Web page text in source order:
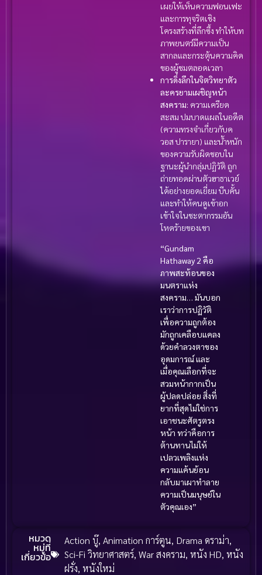
เผยให้เห็นความฟอนเฟะ
และการทุจริตเชิง
โครงสร้างที่ลึกซึ้ง ทำให้บท
ภาพยนตร์มีความเป็น
สากลและกระตุ้นความคิด
ของผู้ชมตลอดเวลา
การดิ่งลึกในจิตวิทยาตัว
ละครยามเผชิญหน้า
สงคราม: ความเครียด
สะสม ปมบาดแผลในอดีต
(ความทรงจำเกี่ยวกับค
วอส ปารายา) และน้ำหนัก
ของความรับผิดชอบใน
ฐานะผู้นำกลุ่มปฏิวัติ ถูก
ถ่ายทอดผ่านตัวฮาธาเวย์
ได้อย่างยอดเยี่ยม บีบคั้น
และทำให้คนดูเข้าอก
เข้าใจในชะตากรรมอัน
โหดร้ายของเขา
“Gundam
Hathaway 2 คือ
ภาพสะท้อนของ
มนตราแห่ง
สงคราม… มันบอก
เราว่าการปฏิวัติ
เพื่อความถูกต้อง
มักถูกเคลือบแคลง
ด้วยคำลวงตาของ
อุดมการณ์ และ
เมื่อคุณเลือกที่จะ
สวมหน้ากากเป็น
ผู้ปลดปล่อย สิ่งที่
ยากที่สุดไม่ใช่การ
เอาชนะศัตรูตรง
หน้า ทว่าคือการ
ต้านทานไม่ให้
เปลวเพลิงแห่ง
ความแค้นย้อน
กลับมาเผาทำลาย
ความเป็นมนุษย์ใน
ตัวคุณเอง”
หมวด
หมู่ที่
เกี่ยวข้อ
Action บู๊, Animation การ์ตูน, Drama ดราม่า,
Sci-Fi วิทยาศาสตร์, War สงคราม, หนัง HD, หนัง
ฝรั่ง, หนังใหม่